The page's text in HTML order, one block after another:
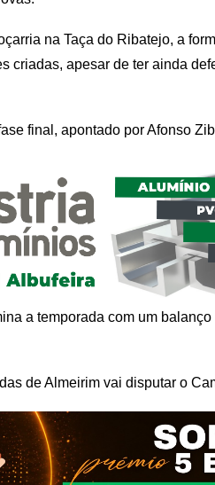
na Taça do Ribatejo, a
criadas, apesar de ter ainda
final, apontado por Afonso
a temporada com um
de Almeirim vai disputar o